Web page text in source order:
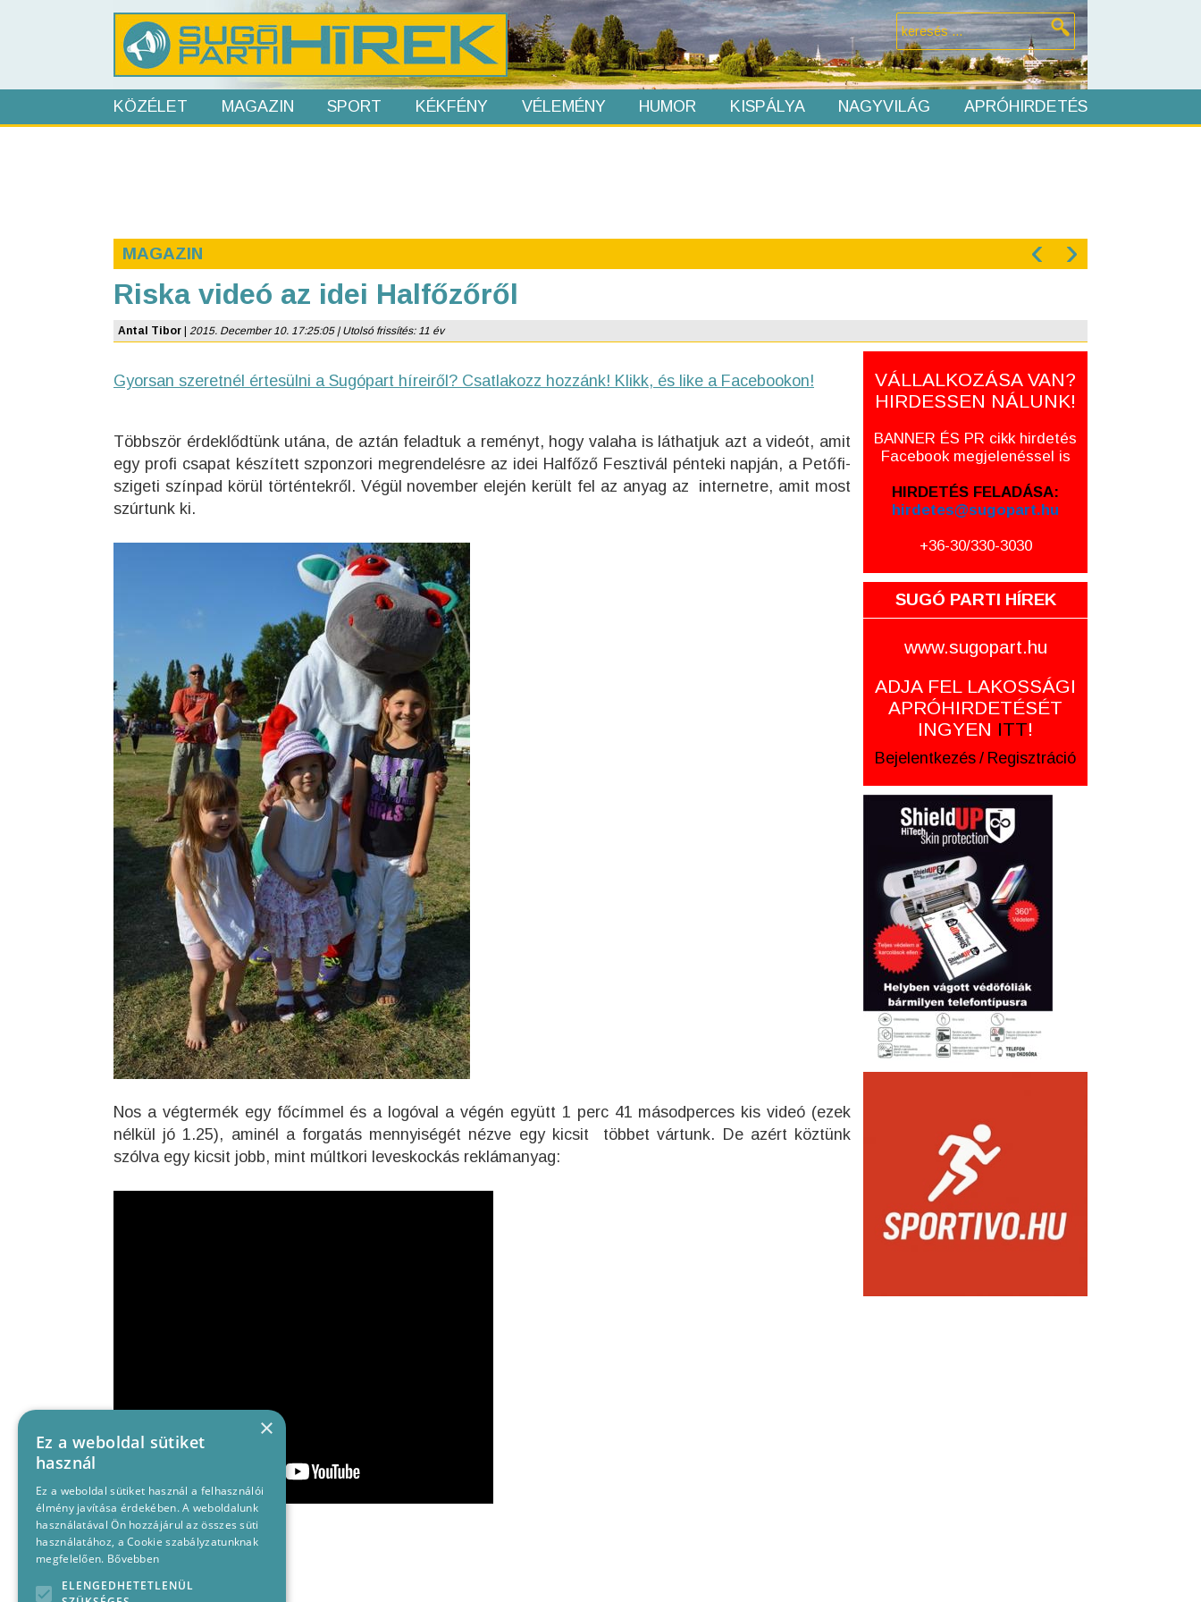
KÖZÉLET MAGAZIN SPORT KÉKFÉNY VÉLEMÉNY HUMOR KISPÁLYA NAGYVILÁG APRÓHIRDETÉS
MAGAZIN ‹ ›
Riska videó az idei Halfőzőről
Antal Tibor 2015. December 10. 17:25:05 | Utolsó frissítés: 11 év
Gyorsan szeretnél értesülni a Sugópart híreiről? Csatlakozz hozzánk! Klikk, és like a Facebookon!
Többször érdeklődtünk utána, de aztán feladtuk a reményt, hogy valaha is láthatjuk azt a videót, amit
egy profi csapat készített szponzori megrendelésre az idei Halfőző Fesztivál pénteki napján, a Petőfi-
szigeti színpad körül történtekről. Végül november elején került fel az anyag az internetre, amit most
szúrtunk ki.
Nos a végtermék egy főcímmel és a logóval a végén együtt 1 perc 41 másodperces kis videó (ezek
nélkül jó 1.25), aminél a forgatás mennyiségét nézve egy kicsit többet vártunk. De azért köztünk
szólva egy kicsit jobb, mint múltkori leveskockás reklámanyag:
VÁLLALKOZÁSA VAN?
HIRDESSEN NÁLUNK!
BANNER ÉS PR cikk hirdetés
Facebook megjelenéssel is
HIRDETÉS FELADÁSA:
hirdetes@sugopart.hu
+36-30/330-3030
SUGÓ PARTI HÍREK
www.sugopart.hu
ADJA FEL LAKOSSÁGI
APRÓHIRDETÉSÉT
INGYEN ITT!
Bejelentkezés / Regisztráció
×
Ez a weboldal sütiket
használ
Ez a weboldal sütiket használ a felhasználói
élmény javítása érdekében. A weboldalunk
használatával Ön hozzájárul az összes süti
használatához, a Cookie szabályzatunknak
megfelelően. Bővebben
ELENGEDHETETLENÜL